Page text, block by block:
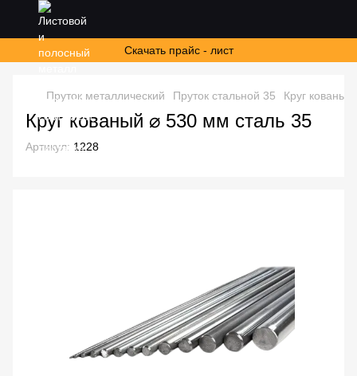
Скачать прайс - лист
Пруток металлический Пруток стальной 35 Круг
Круг кованый ⌀ 530 мм сталь 35
Артикул: 1228